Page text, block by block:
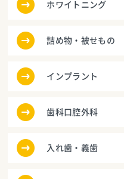
ホワイトニング
詰め物・被せもの
インプラント
歯科口腔外科
入れ歯・義歯